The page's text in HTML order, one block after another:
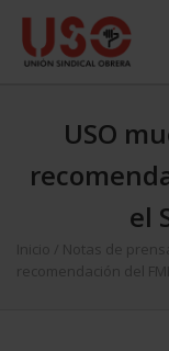
USO
el
Inicio Notas de prensa
recomendación del